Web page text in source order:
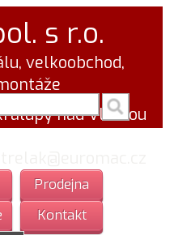
s r.o.
velkoobchod,
nad Vltavou
Prodejna
Kontakt